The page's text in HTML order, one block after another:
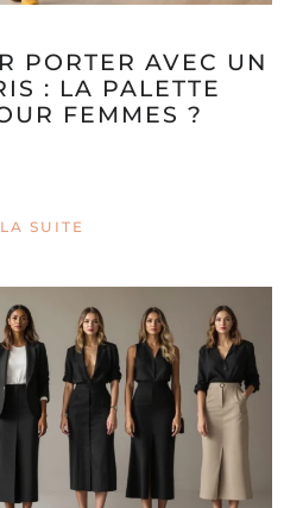
PORTER AVEC UN
: LA PALETTE
FEMMES ?
SUITE